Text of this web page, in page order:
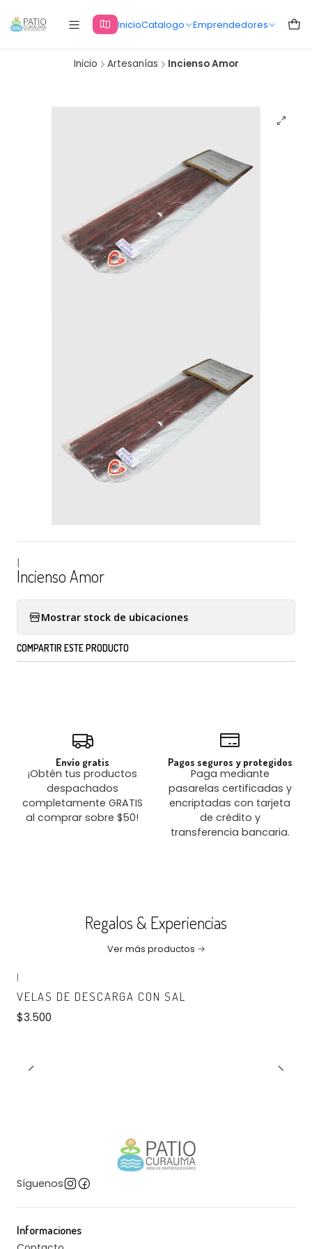
InicioCatalogo Emprendedores
Inicio Artesanías Incienso Amor
Incienso Amor
Mostrar stock de ubicaciones
COMPARTIR ESTE PRODUCTO
Envío gratis
¡Obtén tus productos
despachados
completamente GRATIS
al comprar sobre $50!
Pagos seguros y protegidos
Paga mediante
pasarelas certificadas y
encriptadas con tarjeta
de crédito y
transferencia bancaria.
Regalos & Experiencias
Ver más productos
|
VELAS DE DESCARGA CON SAL
$3.500
Síguenos
Informaciones